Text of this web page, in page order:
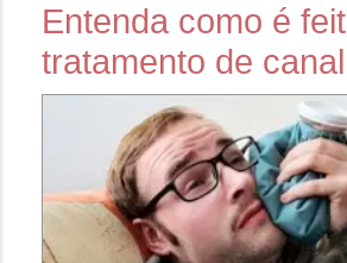
Entenda como é
tratamento de